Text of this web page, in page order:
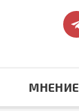
МНЕНИЕ